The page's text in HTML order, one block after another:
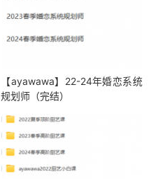
【ayawawa】22-24年婚恋系统
规划师（完结）